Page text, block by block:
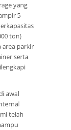
yang
5
ton)
area parkir
serta
awal
telah